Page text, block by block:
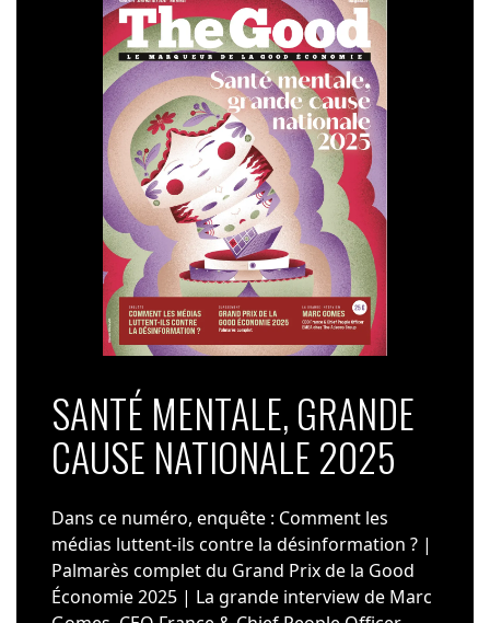
SANTÉ MENTALE, GRANDE
CAUSE NATIONALE 2025
Dans ce numéro, enquête : Comment les
médias luttent-ils contre la désinformation ? |
Palmarès complet du Grand Prix de la Good
Économie 2025 | La grande interview de Marc